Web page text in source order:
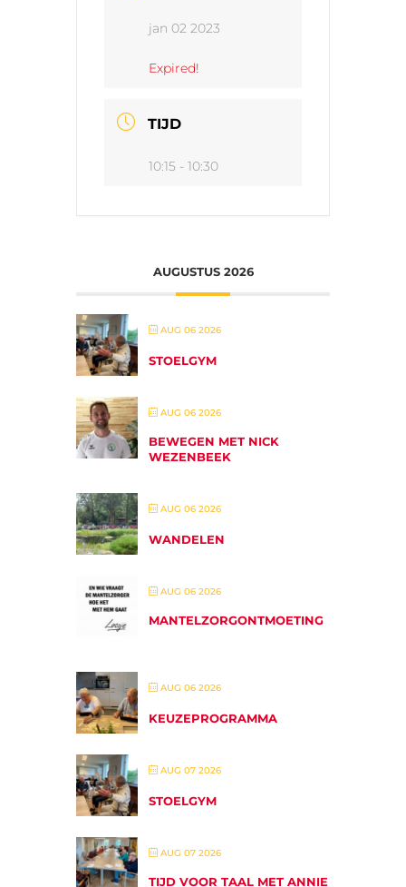
jan 02 2023
Expired!
TIJD
10:15 - 10:30
AUGUSTUS 2026
AUG 06 2026
STOELGYM
AUG 06 2026
BEWEGEN MET NICK
WEZENBEEK
AUG 06 2026
WANDELEN
AUG 06 2026
MANTELZORGONTMOETING
AUG 06 2026
KEUZEPROGRAMMA
AUG 07 2026
STOELGYM
AUG 07 2026
TIJD VOOR TAAL MET ANNIE